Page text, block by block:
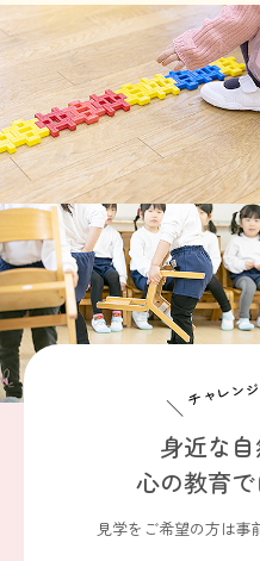
チャレン
身近な
心の教育で
見学をご希望の方は